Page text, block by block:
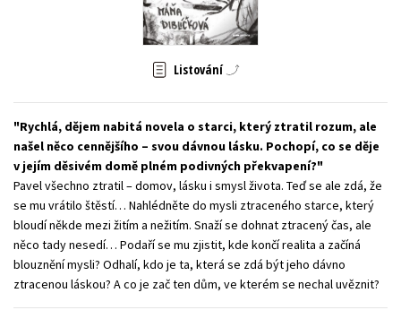
Zahraniční literatura
Všechny tituly
Listování
Rychlá, dějem nabitá novela o starci, který ztratil rozum, ale
našel něco cennějšího – svou dávnou lásku. Pochopí, co se děje
v jejím děsivém domě plném podivných překvapení?
Pavel všechno ztratil – domov, lásku i smysl života. Teď se ale zdá, že
se mu vrátilo štěstí… Nahlédněte do mysli ztraceného starce, který
bloudí někde mezi žitím a nežitím. Snaží se dohnat ztracený čas, ale
něco tady nesedí… Podaří se mu zjistit, kde končí realita a začíná
blouznění mysli? Odhalí, kdo je ta, která se zdá být jeho dávno
ztracenou láskou? A co je zač ten dům, ve kterém se nechal uvěznit?